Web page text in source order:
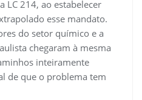
LC 214, ao estabelecer
esse mandato.
do setor químico e a
chegaram à mesma
inteiramente
de que o problema tem